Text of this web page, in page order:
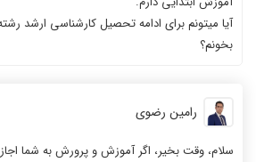
آیا میتونم برای ادامه تحصیل کارشناسی ارشد
بخونم؟
رامین رضوی
سلام، وقت بخیر، اگر آموزش و پرورش به شما